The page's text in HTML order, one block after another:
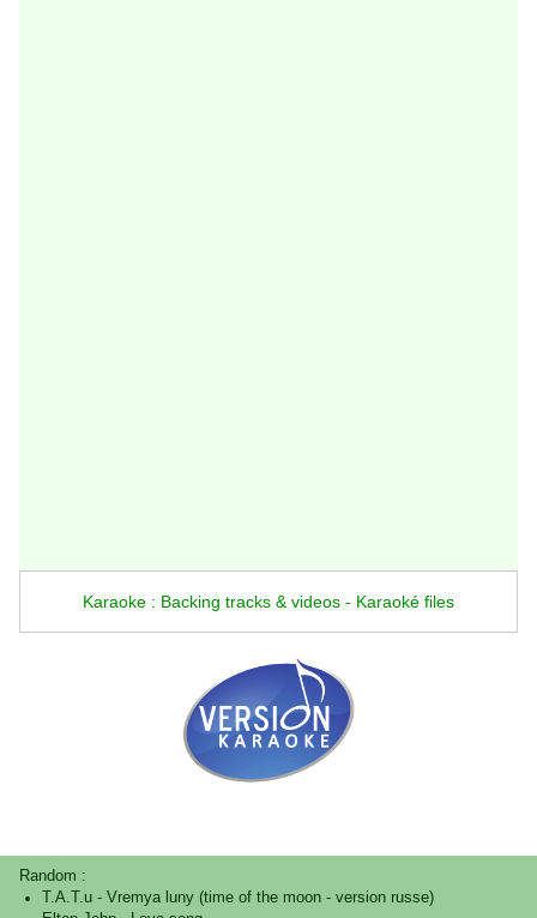
Karaoke : Backing tracks & videos - Karaoké files
Random :
T.A.T.u- Vremya luny (time of the moon - version russe)